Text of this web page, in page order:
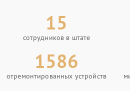
15
сотрудников в штате
1586
отремонтированных устройств